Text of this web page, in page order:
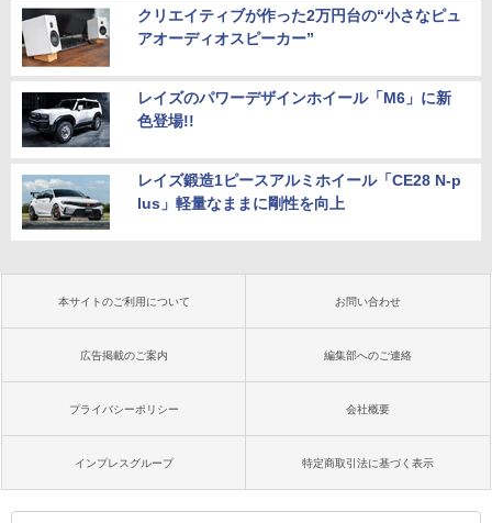
クリエイティブが作った2万円台の“小さなピュ
アオーディオスピーカー”
レイズのパワーデザインホイール「M6」に新
色登場!!
レイズ鍛造1ピースアルミホイール「CE28 N-p
lus」軽量なままに剛性を向上
本サイトのご利用について お問い合わせ
広告掲載のご案内 編集部へのご連絡
プライバシーポリシー 会社概要
インプレスグループ 特定商取引法に基づく表示